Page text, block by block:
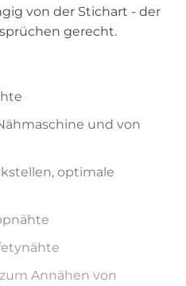
von der Stichart - der
gerecht.
und von
optimale
Annähen von